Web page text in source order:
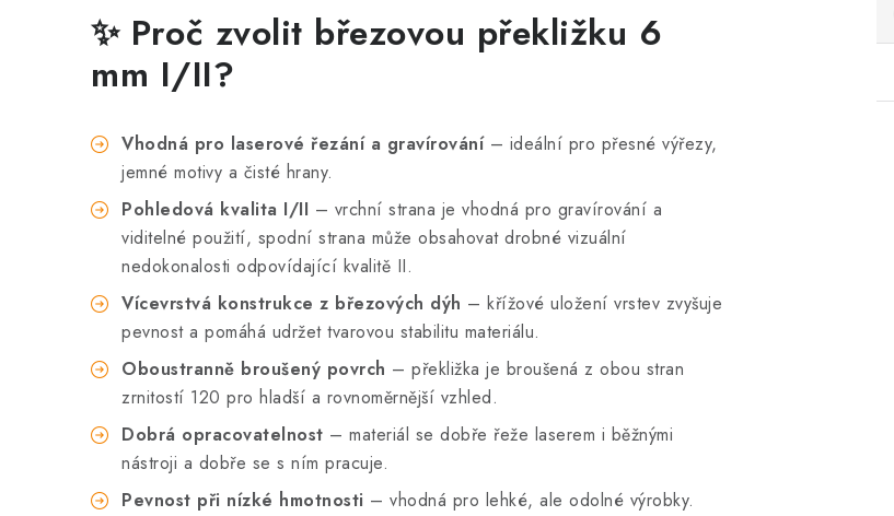
✨ Proč zvolit březovou překližku 6
mm I/II?
Vhodná pro laserové řezání a gravírování– ideální pro přesné výřezy,
jemné motivy a čisté hrany.
Pohledová kvalita I/II – vrchní strana je vhodná pro gravírování a
viditelné použití, spodní strana může obsahovat drobné vizuální
nedokonalosti odpovídající kvalitě II.
Vícevrstvá konstrukce z březových dýh – křížové uložení vrstev zvyšuje
pevnost a pomáhá udržet tvarovou stabilitu materiálu.
Oboustranně broušený povrch – překližka je broušená z obou stran
zrnitostí 120 pro hladší a rovnoměrnější vzhled.
Dobrá opracovatelnost – materiál se dobře řeže laserem i běžnými
nástroji a dobře se s ním pracuje.
Pevnost při nízké hmotnosti – vhodná pro lehké, ale odolné výrobky.